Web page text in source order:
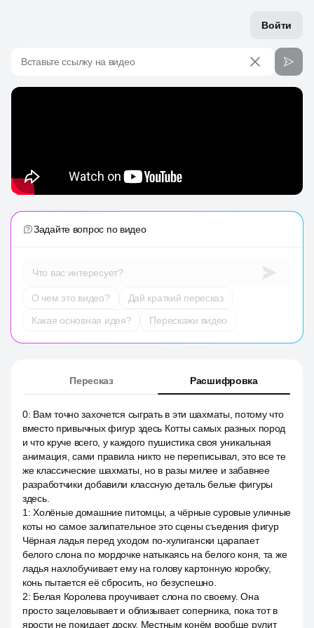
Войти
Вставьте ссылку на видео
Задайте вопрос по видео
Что вас интересует?
О чем это видео?
Дай краткий пересказ
Какая основная идея?
Перескажи видео
Пересказ Расшифровка
0: Вам точно захочется сыграть в эти шахматы, потому что
вместо привычных фигур здесь Котты самых разных пород
и что круче всего, у каждого пушистика своя уникальная
анимация, сами правила никто не переписывал, это все те
же классические шахматы, но в разы милее и забавнее
разработчики добавили классную деталь белые фигуры
здесь.
1 :Холёные домашние питомцы, а чёрные суровые уличные
коты но самое залипательное это сцены съедения фигур
Чёрная ладья перед уходом по-хулигански царапает
белого слона по мордочке натыкаясь на белого коня, та же
ладья нахлобучивает ему на голову картонную коробку,
конь пытается её сбросить, но безуспешно.
2: Белая Королева проучивает слона по своему. Она
просто зацеловывает и облизывает соперника, пока тот в
ярости не покидает доску. Местным конём вообще рулит